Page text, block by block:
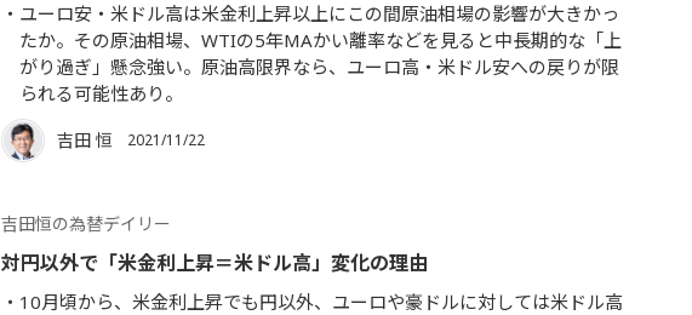
ユーロ安・米ドル高は米金利上昇以上にこの間原油相場の影響が大きかっ
たか。その原油相場、WTIの5年MAかい離率などを見ると中長期的な「上
がり過ぎ」懸念強い。原油高限界なら、ユーロ高・米ドル安への戻りが限
られる可能性あり。
吉田 恒 2021/11/22
吉田恒の為替デイリー
対円以外で「米金利上昇＝米ドル高」変化の理由
10月頃から、米金利上昇でも円以外、ユーロや豪ドルに対しては米ドル高